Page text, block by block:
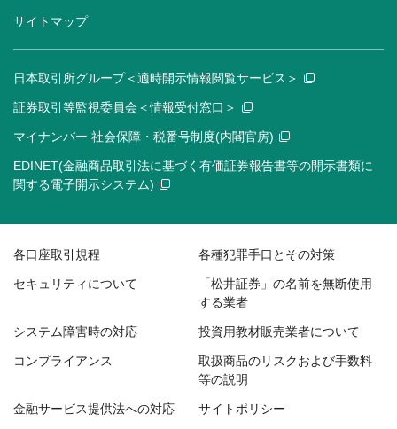
サイトマップ
日本取引所グループ＜適時開示情報閲覧サービス＞
証券取引等監視委員会＜情報受付窓口＞
マイナンバー 社会保障・税番号制度(内閣官房)
EDINET(金融商品取引法に基づく有価証券報告書等の開示書類に
関する電子開示システム)
各口座取引規程 各種犯罪手口とその対策
セキュリティについて
「松井証券」の名前を無断使用
する業者
システム障害時の対応 投資用教材販売業者について
コンプライアンス
取扱商品のリスクおよび手数料
等の説明
金融サービス提供法への対応 サイトポリシー